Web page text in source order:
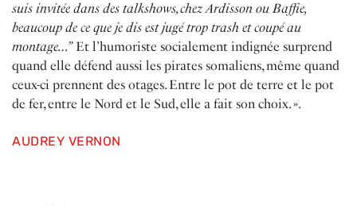
suis invitée dans des talkshows, chez Ardisson ou Baffie,
beaucoup de ce que je dis est jugé trop trash et coupé au
montage…”Et l’humoriste socialement indignée surprend
quand elle défend aussi les pirates somaliens, même quand
ceux-ci prennent des otages. Entre le pot de terre et le pot
de fer, entre le Nord et le Sud, elle a fait son choix. ».
AUDREY VERNON